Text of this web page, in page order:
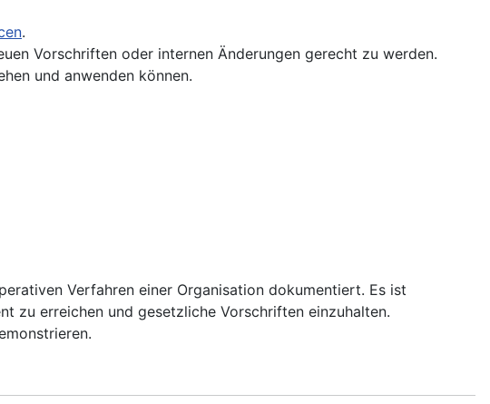
.
Vorschriften oder internen Änderungen gerecht zu werden.
und anwenden können.
Verfahren einer Organisation dokumentiert. Es ist
zu erreichen und gesetzliche Vorschriften einzuhalten.